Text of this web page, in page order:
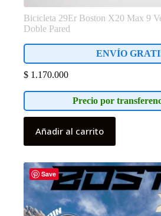
Bicicleta 29Er Boston X20 Max 9
Doble Pared
ENVÍO
$ 1.170.000
Precio por
Añadir al carrito
Save